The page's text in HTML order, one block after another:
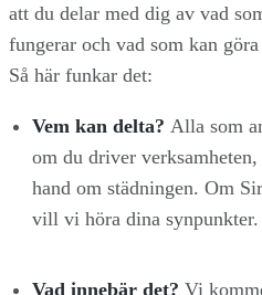
att du delar med dig av vad
fungerar och vad som kan
Så här funkar det:
Vem kan delta? Alla som
om du driver
hand om städningen. Om
vill vi höra dina synpunkter.
Vad innebär det? Vi